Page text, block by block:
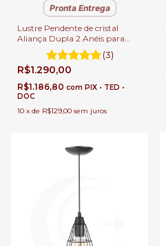
Pronta Entrega
Lustre Pendente de cristal
Aliança Dupla 2 Anéis para
Sala de Jantar Sala de Estar e
Quartos.
(3)
R$1.290,00
R$1.186,80 com PIX • TED •
DOC
10 x de R$129,00 sem juros